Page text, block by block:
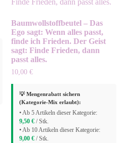
Baumwollstoffbeutel – Das
Ego sagt: Wenn alles passt,
finde ich Frieden. Der Geist
sagt: Finde Frieden, dann
passt alles.
10,00 €
💡 Mengenrabatt sichern
(Kategorie-Mix erlaubt):
• Ab 5 Artikeln dieser Kategorie:
9,50 €/ Stk.
• Ab 10 Artikeln dieser Kategorie:
9,00 €/ Stk.